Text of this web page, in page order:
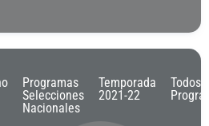
Programas
Selecciones
Nacionales
Temporada
2021-22
Todos